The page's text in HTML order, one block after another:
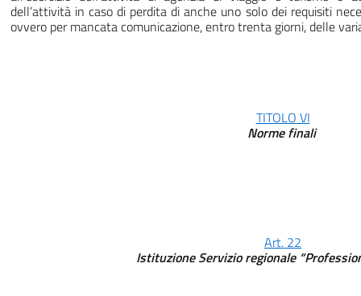
dell’attività in caso di perdita di anche uno solo dei requisiti
ovvero per mancata comunicazione, entro trenta giorni, delle
TITOLO VI
Norme finali
Art. 22
Istituzione Servizio regionale